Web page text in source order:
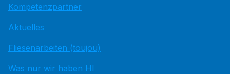
Kompetenzpartner
Aktuelles
Fliesenarbeiten (toujou)
Was nur wir haben HI